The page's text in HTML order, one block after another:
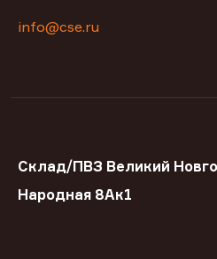
info@cse.ru
Склад/ПВЗ Великий
Народная 8Ак1